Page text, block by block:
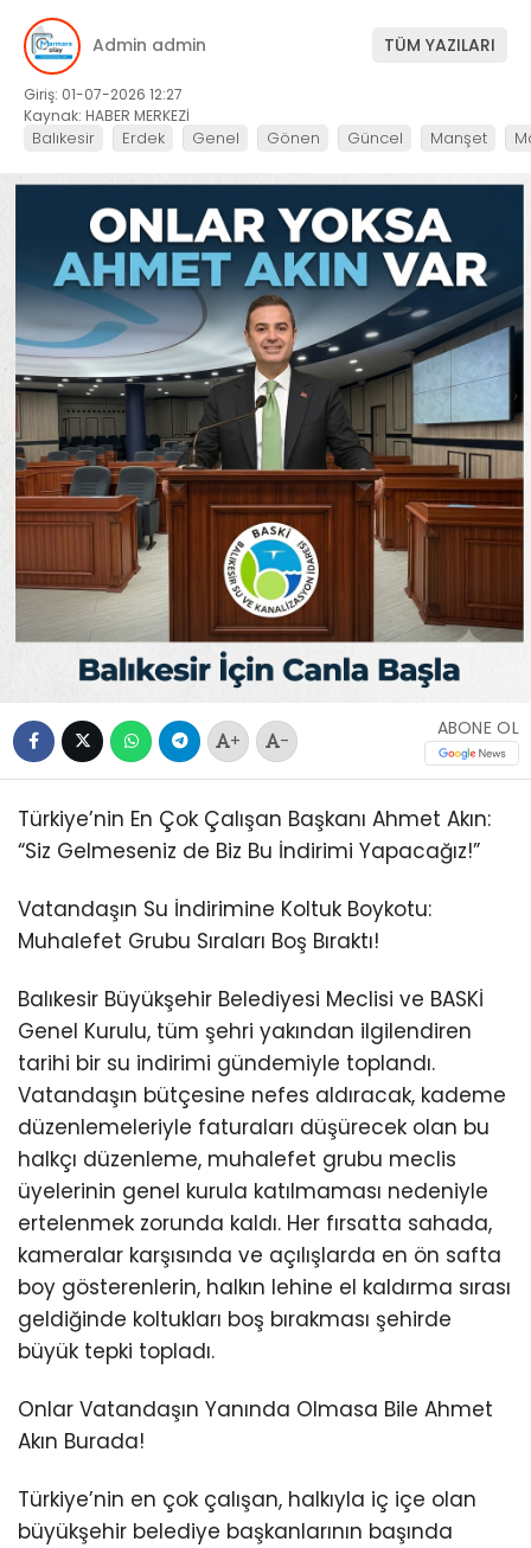
Admin admin TÜM YAZILARI
Giriş: 01-07-2026 12:27
Kaynak: HABER MERKEZİ
Balıkesir Erdek Genel Gönen Güncel Manşet
+ -
ABONE OL
Türkiye’nin En Çok Çalışan Başkanı Ahmet Akın:
“Siz Gelmeseniz de Biz Bu İndirimi Yapacağız!”
Vatandaşın Su İndirimine Koltuk Boykotu:
Muhalefet Grubu Sıraları Boş Bıraktı!
Balıkesir Büyükşehir Belediyesi Meclisi ve BASKİ
Genel Kurulu, tüm şehri yakından ilgilendiren
tarihi bir su indirimi gündemiyle toplandı.
Vatandaşın bütçesine nefes aldıracak, kademe
düzenlemeleriyle faturaları düşürecek olan bu
halkçı düzenleme, muhalefet grubu meclis
üyelerinin genel kurula katılmaması nedeniyle
ertelenmek zorunda kaldı. Her fırsatta sahada,
kameralar karşısında ve açılışlarda en ön safta
boy gösterenlerin, halkın lehine el kaldırma sırası
geldiğinde koltukları boş bırakması şehirde
büyük tepki topladı.
Onlar Vatandaşın Yanında Olmasa Bile Ahmet
Akın Burada!
Türkiye’nin en çok çalışan, halkıyla iç içe olan
büyükşehir belediye başkanlarının başında